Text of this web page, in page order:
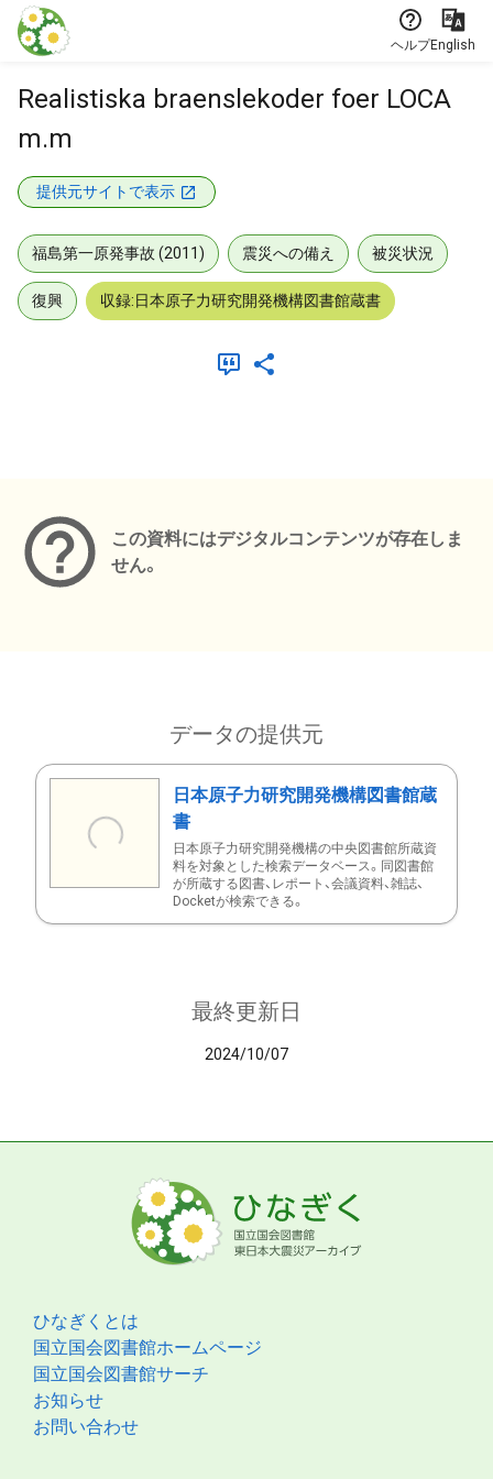
本文に飛ぶ
ヘルプEnglish
Realistiska braenslekoder foer LOCA
m.m
提供元サイトで表示
福島第一原発事故 (2011) 震災への備え 被災状況
復興 収録:日本原子力研究開発機構図書館蔵書
この資料にはデジタルコンテンツが存在しま
せん。
データの提供元
日本原子力研究開発機構図書館蔵
書
日本原子力研究開発機構の中央図書館所蔵資
料を対象とした検索データベース。同図書館
が所蔵する図書、レポート、会議資料、雑誌、
Docketが検索できる。
最終更新日
2024/10/07
ひなぎくとは
国立国会図書館ホームページ
国立国会図書館サーチ
お知らせ
お問い合わせ